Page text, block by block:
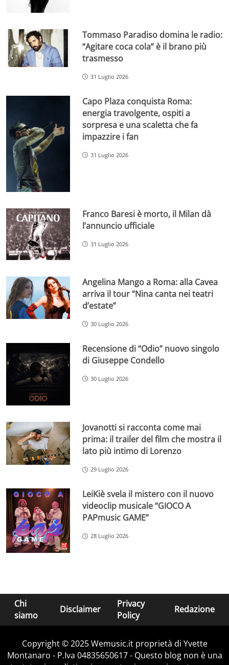
Tommaso Paradiso domina le radio:
“Agitare coca cola” è il brano più
trasmesso
31 Luglio 2026
Capo Plaza conquista Roma:
energia travolgente, ospiti a
sorpresa e una scaletta che fa
impazzire i fan
31 Luglio 2026
Franco Baresi è morto, il Milan dà
l’annuncio ufficiale
31 Luglio 2026
Angelina Mango a Roma: alla Cavea
arriva il tour “Nina canta nei teatri
d’estate”
30 Luglio 2026
Recensione di “Odio” nuovo singolo
di Giuseppe Condello
30 Luglio 2026
Jovanotti si racconta come mai
prima: il trailer del film che mostra il
lato più intimo di Lorenzo
29 Luglio 2026
LeiKiè svela il mistero con il nuovo
videoclip musicale “GIOCO A
PAPmusic GAME”
28 Luglio 2026
Chi
siamo
Disclaimer
Privacy
Policy
Redazione
Copyright © 2025 Wemusic.it proprietà di Yvette
Montanaro - P.Iva 04835650617 - Questo blog non è una